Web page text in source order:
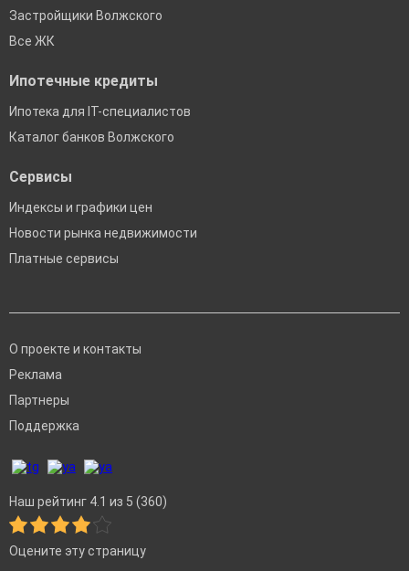
Застройщики Волжского
Все ЖК
Ипотечные кредиты
Ипотека для IT-специалистов
Каталог банков Волжского
Сервисы
Индексы и графики цен
Новости рынка недвижимости
Платные сервисы
О проекте и контакты
Реклама
Партнеры
Поддержка
Наш рейтинг 4.1 из 5 (360)
Оцените эту страницу